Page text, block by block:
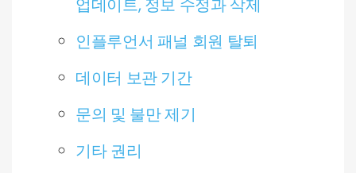
업데이트, 정보 수정과 삭제
인플루언서 패널 회원 탈퇴
데이터 보관 기간
문의 및 불만 제기
기타 권리